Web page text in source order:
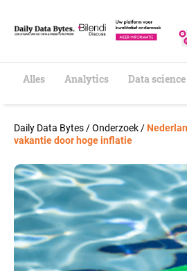
t
Alles Analytics Data science
Daily Data Bytes /Onderzoek /
vakantie door hoge inflatie